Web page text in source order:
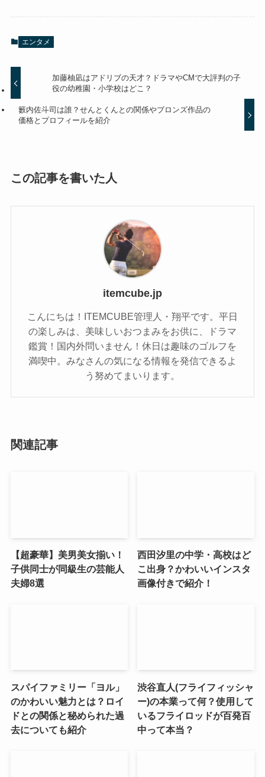
エンタメ
加藤柚凪はアドリブの天才？ドラマやCMで大評判の子
役の幼稚園・小学校はどこ？
籔内佐斗司は誰？せんとくんとの関係やブロンズ作品の
価格とプロフィールを紹介
この記事を書いた人
itemcube.jp
こんにちは！ITEMCUBE管理人・翔平です。平日
の楽しみは、美味しいおつまみをお供に、ドラマ
鑑賞！国内外問いません！休日は趣味のゴルフを
満喫中。みなさんの気になる情報を発信できるよ
う努めてまいります。
関連記事
【超豪華】美男美女揃い！
子供同士が同級生の芸能人
夫婦8選
西田汐里の中学・高校はど
こ出身？かわいいインスタ
画像付きで紹介！
スパイファミリー「ヨル」
のかわいい魅力とは？ロイ
ドとの関係と秘められた過
去についても紹介
渋谷直人(フライフィッシャ
ー)の本業って何？使用して
いるフライロッドが百発百
中って本当？